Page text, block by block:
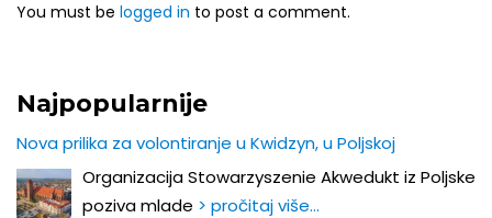
You must be logged in to post a comment.
Najpopularnije
Nova prilika za volontiranje u Kwidzyn, u Poljskoj
Organizacija Stowarzyszenie Akwedukt iz Poljske
poziva mlade > pročitaj više…